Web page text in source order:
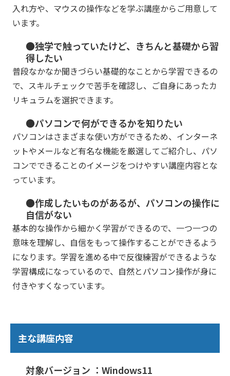
入れ方や、マウスの操作などを学ぶ講座からご用意して
います。
●独学で触っていたけど、きちんと基礎から習
得したい
普段なかなか聞きづらい基礎的なことから学習できるの
で、スキルチェックで苦手を確認し、ご自身にあったカ
リキュラムを選択できます。
●パソコンで何ができるかを知りたい
パソコンはさまざまな使い方ができるため、インターネ
ットやメールなど有名な機能を厳選してご紹介し、パソ
コンでできることのイメージをつけやすい講座内容とな
っています。
●作成したいものがあるが、パソコンの操作に
自信がない
基本的な操作から細かく学習ができるので、一つ一つの
意味を理解し、自信をもって操作することができるよう
になります。学習を進める中で反復練習ができるような
学習構成になっているので、自然とパソコン操作が身に
付きやすくなっています。
主な講座内容
対象バージョン ：Windows11